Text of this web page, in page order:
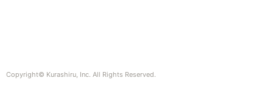
Copyright© Kurashiru, Inc. All Rights Reserved.